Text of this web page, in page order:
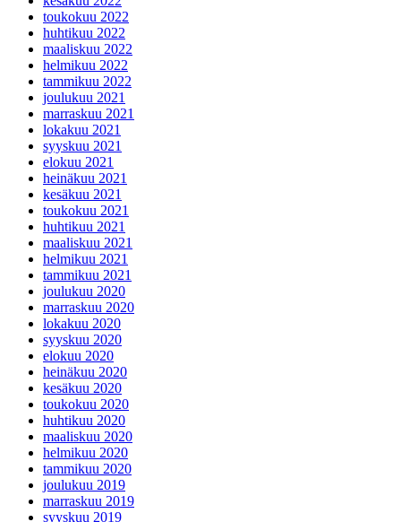
toukokuu 2022
huhtikuu 2022
maaliskuu 2022
helmikuu 2022
tammikuu 2022
joulukuu 2021
marraskuu 2021
lokakuu 2021
syyskuu 2021
elokuu 2021
heinäkuu 2021
kesäkuu 2021
toukokuu 2021
huhtikuu 2021
maaliskuu 2021
helmikuu 2021
tammikuu 2021
joulukuu 2020
marraskuu 2020
lokakuu 2020
syyskuu 2020
elokuu 2020
heinäkuu 2020
kesäkuu 2020
toukokuu 2020
huhtikuu 2020
maaliskuu 2020
helmikuu 2020
tammikuu 2020
joulukuu 2019
marraskuu 2019
syyskuu 2019